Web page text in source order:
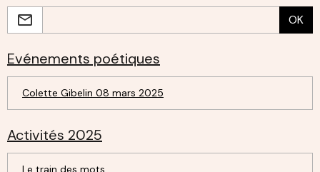
OK
Evénements poétiques
Colette Gibelin 08 mars 2025
Activités 2025
Le train des mots